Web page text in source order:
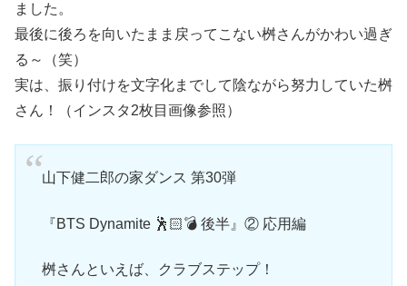
ました。
最後に後ろを向いたまま戻ってこない桝さんがかわい過ぎ
る～（笑）
実は、振り付けを文字化までして陰ながら努力していた桝
さん！（インスタ2枚目画像参照）
山下健二郎の家ダンス 第30弾
『BTS Dynamite 🕺🏻💣 後半』② 応用編
桝さんといえば、クラブステップ！